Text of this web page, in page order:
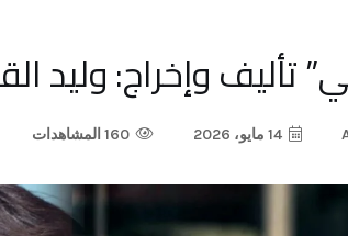
وإخراج: وليد القصوري
160 المشاهدات